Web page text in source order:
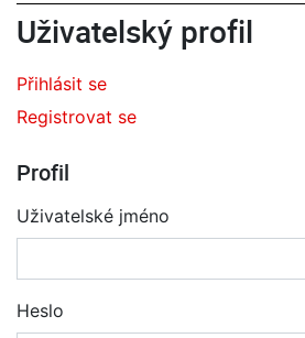
Uživatelský profil
Přihlásit se
Registrovat se
Profil
Uživatelské jméno
Heslo